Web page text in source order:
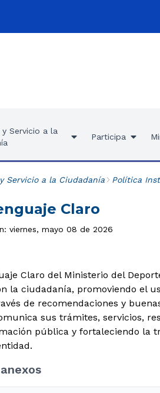
Servicio a la
Participa
Servicio a la Ciudadanía Política
Claro
viernes, mayo 08 de 2026
Claro del Ministerio del
la ciudadanía, promoviendo el
de recomendaciones y
sus trámites, servicios,
pública y fortaleciendo la